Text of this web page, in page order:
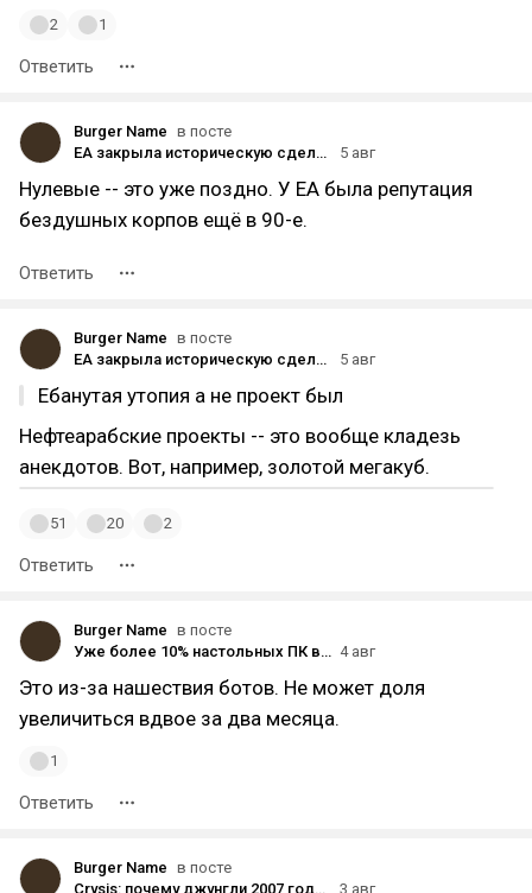
2 1
Ответить
Burger Name в посте
EA закрыла историческую сделку по уходу с биржи на 55 миллиардов долларов
5 авг
Нулевые -- это уже поздно. У EA была репутация
бездушных корпов ещё в 90-е.
Ответить
Burger Name в посте
EA закрыла историческую сделку по уходу с биржи на 55 миллиардов долларов
5 авг
Ебанутая утопия а не проект был
Нефтеарабские проекты -- это вообще кладезь
анекдотов. Вот, например, золотой мегакуб.
51 20 2
Ответить
Burger Name в посте
Уже более 10% настольных ПК в Северной Америке на Linux! 4 авг
Это из-за нашествия ботов. Не может доля
увеличиться вдвое за два месяца.
1
Ответить
Burger Name в посте
Crysis: почему джунгли 2007 года до сих пор выглядят потрясающе?
3 авг